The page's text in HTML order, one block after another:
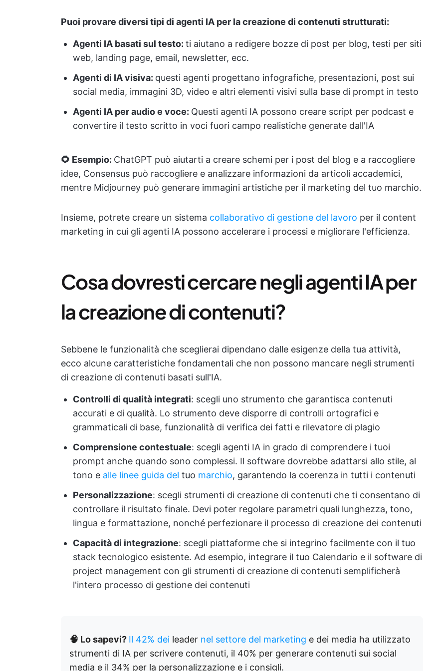
Puoi provare diversi tipi di agenti IA per la creazione di contenuti strutturati:
Agenti IA basati sul testo: ti aiutano a redigere bozze di post per blog, testi per siti
web, landing page, email, newsletter, ecc.
Agenti di IA visiva: questi agenti progettano infografiche, presentazioni, post sui
social media, immagini 3D, video e altri elementi visivi sulla base di prompt in testo
Agenti IA per audio e voce: Questi agenti IA possono creare script per podcast e
convertire il testo scritto in voci fuori campo realistiche generate dall'IA
🌻 Esempio: ChatGPT può aiutarti a creare schemi per i post del blog e a raccogliere
idee, Consensus può raccogliere e analizzare informazioni da articoli accademici,
mentre Midjourney può generare immagini artistiche per il marketing del tuo marchio.
Insieme, potrete creare un sistema collaborativo di gestione del lavoro per il content
marketing in cui gli agenti IA possono accelerare i processi e migliorare l'efficienza.
Cosa dovresti cercare negli agenti IA per
la creazione di contenuti?
Sebbene le funzionalità che sceglierai dipendano dalle esigenze della tua attività,
ecco alcune caratteristiche fondamentali che non possono mancare negli strumenti
di creazione di contenuti basati sull'IA.
Controlli di qualità integrati: scegli uno strumento che garantisca contenuti
accurati e di qualità. Lo strumento deve disporre di controlli ortografici e
grammaticali di base, funzionalità di verifica dei fatti e rilevatore di plagio
Comprensione contestuale: scegli agenti IA in grado di comprendere i tuoi
prompt anche quando sono complessi. Il software dovrebbe adattarsi allo stile, al
tono e alle linee guida del tuo marchio, garantendo la coerenza in tutti i contenuti
Personalizzazione: scegli strumenti di creazione di contenuti che ti consentano di
controllare il risultato finale. Devi poter regolare parametri quali lunghezza, tono,
lingua e formattazione, nonché perfezionare il processo di creazione dei contenuti
Capacità di integrazione: scegli piattaforme che si integrino facilmente con il tuo
stack tecnologico esistente. Ad esempio, integrare il tuo Calendario e il software di
project management con gli strumenti di creazione di contenuti semplificherà
l'intero processo di gestione dei contenuti
🧠 Lo sapevi? Il 42% dei leader nel settore del marketing e dei media ha utilizzato
strumenti di IA per scrivere contenuti, il 40% per generare contenuti sui social
media e il 34% per la personalizzazione e i consigli.